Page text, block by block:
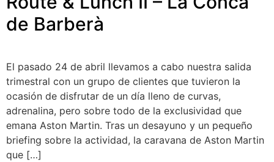
de Barberà
El pasado 24 de abril llevamos a cabo nuestra salida
trimestral con un grupo de clientes que tuvieron la
ocasión de disfrutar de un día lleno de curvas,
adrenalina, pero sobre todo de la exclusividad que
emana Aston Martin. Tras un desayuno y un pequeño
briefing sobre la actividad, la caravana de Aston Martin
que […]